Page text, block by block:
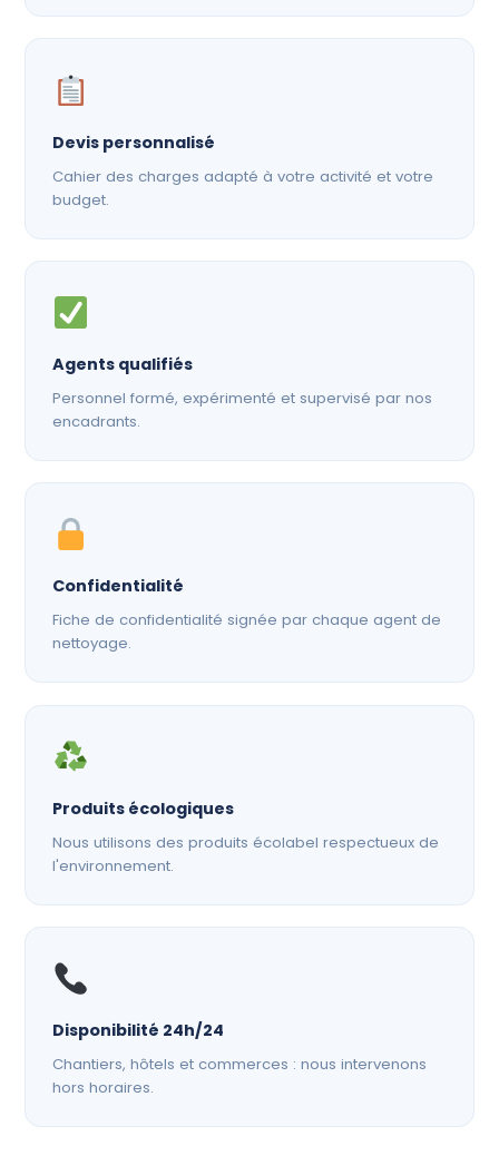
Devis personnalisé
Cahier des charges adapté à votre activité et votre
budget.
Agents qualifiés
Personnel formé, expérimenté et supervisé par nos
encadrants.
Confidentialité
Fiche de confidentialité signée par chaque agent de
nettoyage.
Produits écologiques
Nous utilisons des produits écolabel respectueux de
l'environnement.
Disponibilité 24h/24
Chantiers, hôtels et commerces : nous intervenons
hors horaires.